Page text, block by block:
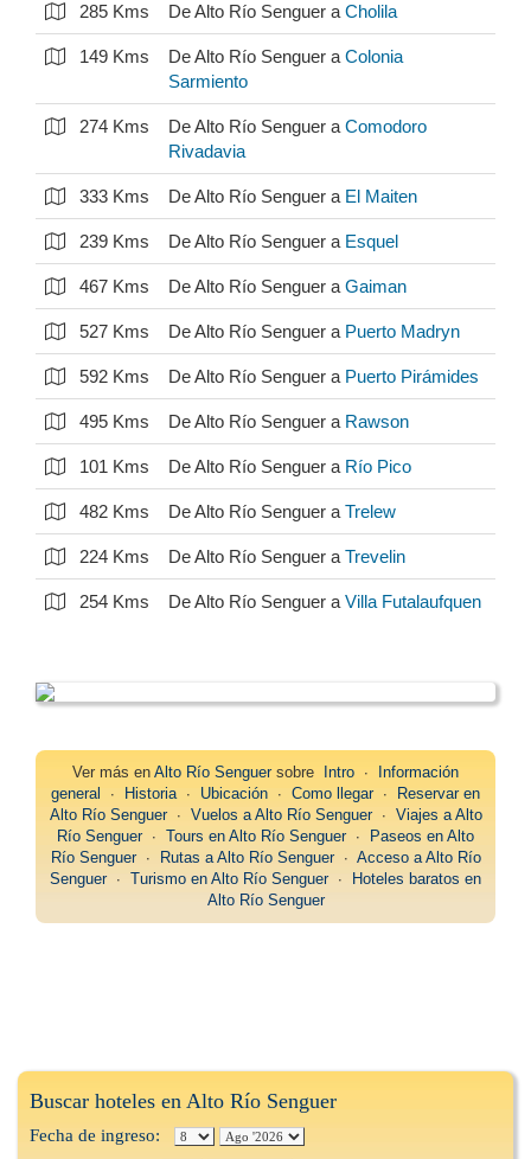
285 Kms De Alto Río Senguer a Cholila
149 Kms De Alto Río Senguer a Colonia
Sarmiento
274 Kms De Alto Río Senguer a Comodoro
Rivadavia
333 Kms De Alto Río Senguer a El Maiten
239 Kms De Alto Río Senguer a Esquel
467 Kms De Alto Río Senguer a Gaiman
527 Kms De Alto Río Senguer a Puerto Madryn
592 Kms De Alto Río Senguer a Puerto Pirámides
495 Kms De Alto Río Senguer a Rawson
101 Kms De Alto Río Senguer a Río Pico
482 Kms De Alto Río Senguer a Trelew
224 Kms De Alto Río Senguer a Trevelin
254 Kms De Alto Río Senguer a Villa Futalaufquen
Ver más en Alto Río Senguersobre Intro ∙
Información
general
∙ Historia∙ Ubicación ∙ Como llegar∙
Reservar en
Alto Río Senguer∙ Vuelos a Alto Río Senguer∙ Viajes a Alto
Río Senguer∙ Tours en Alto Río Senguer∙
Paseos en Alto
Río Senguer∙ Rutas a Alto Río Senguer∙ Acceso a Alto Río
Senguer∙ Turismo en Alto Río Senguer∙
Hoteles baratos en
Alto Río Senguer
Buscar hoteles en Alto Río Senguer
Fecha de ingreso: